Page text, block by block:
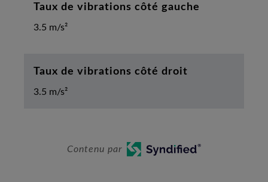
Taux de vibrations côté gauche
3.5 m/s²
Taux de vibrations côté droit
3.5 m/s²
Contenu par